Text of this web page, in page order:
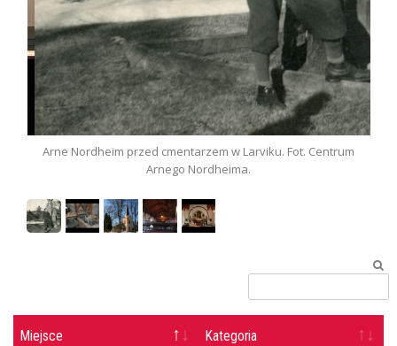
Arne Nordheim przed cmentarzem w Larviku. Fot. Centrum
Arnego Nordheima.
Miejsce Kategoria